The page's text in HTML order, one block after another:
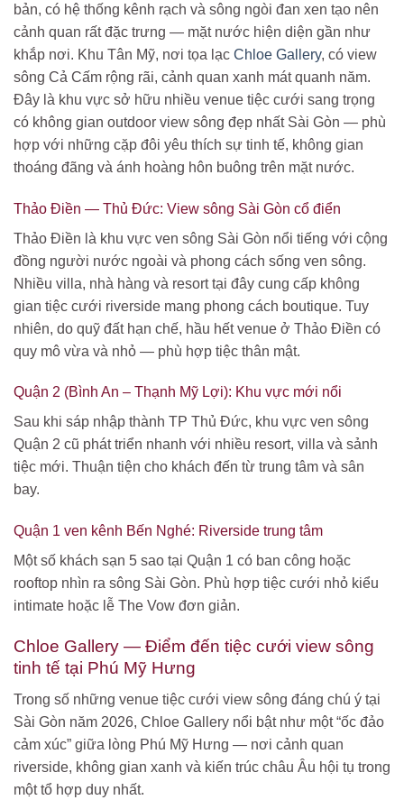
bản, có hệ thống kênh rạch và sông ngòi đan xen tạo nên
cảnh quan rất đặc trưng — mặt nước hiện diện gần như
khắp nơi. Khu Tân Mỹ, nơi tọa lạc Chloe Gallery, có view
sông Cả Cấm rộng rãi, cảnh quan xanh mát quanh năm.
Đây là khu vực sở hữu nhiều venue tiệc cưới sang trọng
có không gian outdoor view sông đẹp nhất Sài Gòn — phù
hợp với những cặp đôi yêu thích sự tinh tế, không gian
thoáng đãng và ánh hoàng hôn buông trên mặt nước.
Thảo Điền — Thủ Đức: View sông Sài Gòn cổ điển
Thảo Điền là khu vực ven sông Sài Gòn nổi tiếng với cộng
đồng người nước ngoài và phong cách sống ven sông.
Nhiều villa, nhà hàng và resort tại đây cung cấp không
gian tiệc cưới riverside mang phong cách boutique. Tuy
nhiên, do quỹ đất hạn chế, hầu hết venue ở Thảo Điền có
quy mô vừa và nhỏ — phù hợp tiệc thân mật.
Quận 2 (Bình An – Thạnh Mỹ Lợi): Khu vực mới nổi
Sau khi sáp nhập thành TP Thủ Đức, khu vực ven sông
Quận 2 cũ phát triển nhanh với nhiều resort, villa và sảnh
tiệc mới. Thuận tiện cho khách đến từ trung tâm và sân
bay.
Quận 1 ven kênh Bến Nghé: Riverside trung tâm
Một số khách sạn 5 sao tại Quận 1 có ban công hoặc
rooftop nhìn ra sông Sài Gòn. Phù hợp tiệc cưới nhỏ kiểu
intimate hoặc lễ The Vow đơn giản.
Chloe Gallery — Điểm đến tiệc cưới view sông
tinh tế tại Phú Mỹ Hưng
Trong số những venue tiệc cưới view sông đáng chú ý tại
Sài Gòn năm 2026, Chloe Gallery nổi bật như một “ốc đảo
cảm xúc” giữa lòng Phú Mỹ Hưng — nơi cảnh quan
riverside, không gian xanh và kiến trúc châu Âu hội tụ trong
một tổ hợp duy nhất.